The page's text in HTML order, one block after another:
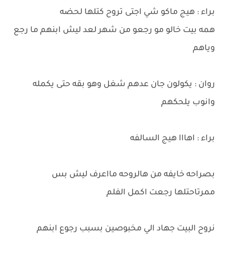
براء : هيج ماكو شي اجتى تروح كتلها لحضه
همه بيت خالو مو رجعو من شهر لعد ليش ابنهم ما رجع
وياهم
روان : يكولون جان عدهم شغل وهو بقه حتى يكمله
وانوب يلحكهم
براء : اهااا هيج السالفه
بصراحه خايفه من هالروحه مااعرف ليش بس
ممرتاحتلها رجعت اكمل الفلم
نروح البيت جهاد الي مخبوصين بسبب رجوع ابنهم